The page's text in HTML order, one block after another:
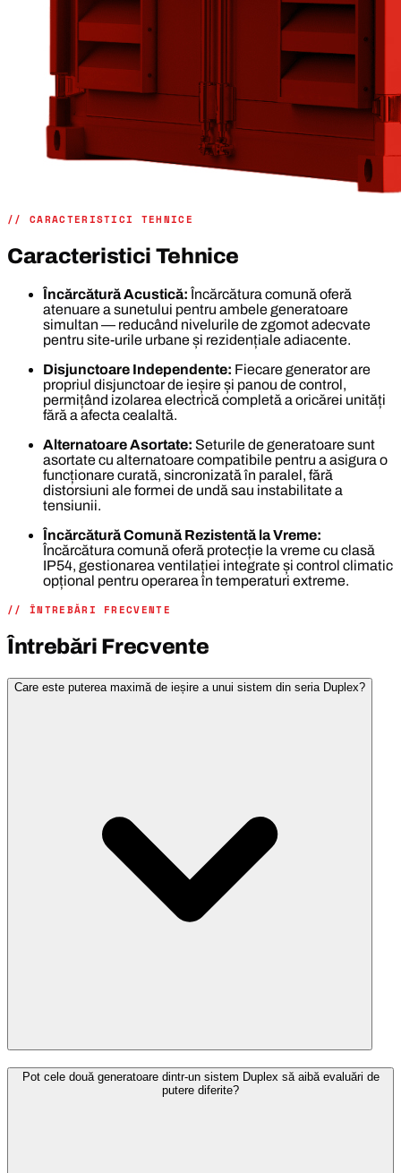
// CARACTERISTICI TEHNICE
Caracteristici Tehnice
Încărcătură Acustică: Încărcătura comună oferă
atenuare a sunetului pentru ambele generatoare
simultan — reducând nivelurile de zgomot adecvate
pentru site-urile urbane și rezidențiale adiacente.
Disjunctoare Independente: Fiecare generator are
propriul disjunctoar de ieșire și panou de control,
permițând izolarea electrică completă a oricărei unități
fără a afecta cealaltă.
Alternatoare Asortate: Seturile de generatoare sunt
asortate cu alternatoare compatibile pentru a asigura o
funcționare curată, sincronizată în paralel, fără
distorsiuni ale formei de undă sau instabilitate a
tensiunii.
Încărcătură Comună Rezistentă la Vreme:
Încărcătura comună oferă protecție la vreme cu clasă
IP54, gestionarea ventilației integrate și control climatic
opțional pentru operarea în temperaturi extreme.
// ÎNTREBĂRI FRECVENTE
Întrebări Frecvente
Care este puterea maximă de ieșire a unui sistem din seria Duplex?
Pot cele două generatoare dintr-un sistem Duplex să aibă evaluări de
putere diferite?